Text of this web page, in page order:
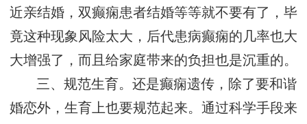
近亲结婚，双癫痫患者结婚等等就不要有了，毕
竟这种现象风险太大，后代患病癫痫的几率也大
大增强了，而且给家庭带来的负担也是沉重的。
三、规范生育。还是癫痫遗传，除了要和谐
婚恋外，生育上也要规范起来。通过科学手段来